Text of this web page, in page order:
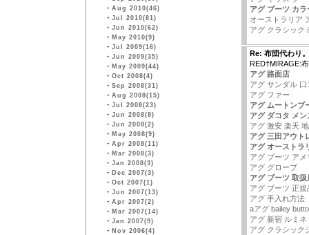
・Aug 2010(46)
・Jul 2010(81)
・Jun 2010(62)
・ May 2010(9)
・Jul 2009(16)
・Jun 2009(35)
・ May 2009(44)
・Oct 2008(4)
・Sep 2008(31)
・Aug 2008(15)
・Jul 2008(23)
・Jun 2008(8)
・Jun 2008(2)
・ May 2008(9)
・Apr 2008(11)
・ Mar 2008(3)
・Jan 2008(3)
・ Dec 2007(3)
・Oct 2007(1)
・Jun 2007(13)
・Apr 2007(2)
・ Mar 2007(14)
・Jan 2007(9)
・ Nov 2006(4)
アグ ブーツ カラ
オーストラリア
アグ クラシック
Re: 布団代わり。
RED†MIRAGE:
アグ 路面店
アグ サンダル 口
アグ ファー
アグ ムートンブ
アグ ダコタ メン
アグ 激安 楽天 地
アグ 三田アウト
アグ オーストラ
アグ ブーツ ア
アグ グローブ
アグ ブーツ 取扱
アグ ブーツ 正規
アグ 手入れ方法
aアグ bailey
アグ 新宿 ルミネ
アグ クラシック